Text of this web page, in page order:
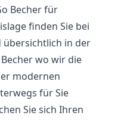
Becher für
finden Sie bei
übersichtlich in der
wo wir die
modernen
für Sie
Sie sich Ihren